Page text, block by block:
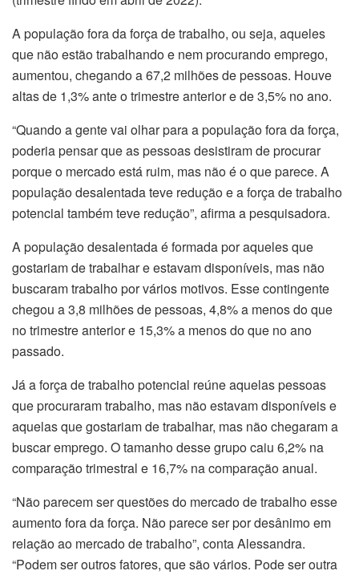
A população fora da força de trabalho, ou seja, aqueles
que não estão trabalhando e nem procurando emprego,
aumentou, chegando a 67,2 milhões de pessoas. Houve
altas de 1,3% ante o trimestre anterior e de 3,5% no ano.
“Quando a gente vai olhar para a população fora da força,
poderia pensar que as pessoas desistiram de procurar
porque o mercado está ruim, mas não é o que parece. A
população desalentada teve redução e a força de trabalho
potencial também teve redução”, afirma a pesquisadora.
A população desalentada é formada por aqueles que
gostariam de trabalhar e estavam disponíveis, mas não
buscaram trabalho por vários motivos. Esse contingente
chegou a 3,8 milhões de pessoas, 4,8% a menos do que
no trimestre anterior e 15,3% a menos do que no ano
passado.
Já a força de trabalho potencial reúne aquelas pessoas
que procuraram trabalho, mas não estavam disponíveis e
aquelas que gostariam de trabalhar, mas não chegaram a
buscar emprego. O tamanho desse grupo caiu 6,2% na
comparação trimestral e 16,7% na comparação anual.
“Não parecem ser questões do mercado de trabalho esse
aumento fora da força. Não parece ser por desânimo em
relação ao mercado de trabalho”, conta Alessandra.
“Podem ser outros fatores, que são vários. Pode ser outra